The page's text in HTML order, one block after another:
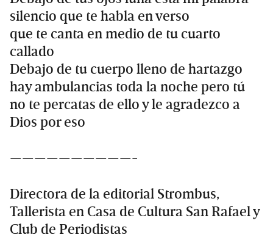
silencio que te habla en verso
que te canta en medio de tu cuarto
callado
Debajo de tu cuerpo lleno de hartazgo
hay ambulancias toda la noche pero tú
no te percatas de ello y le agradezco a
Dios por eso
——————————-
Directora de la editorial Strombus,
Tallerista en Casa de Cultura San Rafael y
Club de Periodistas